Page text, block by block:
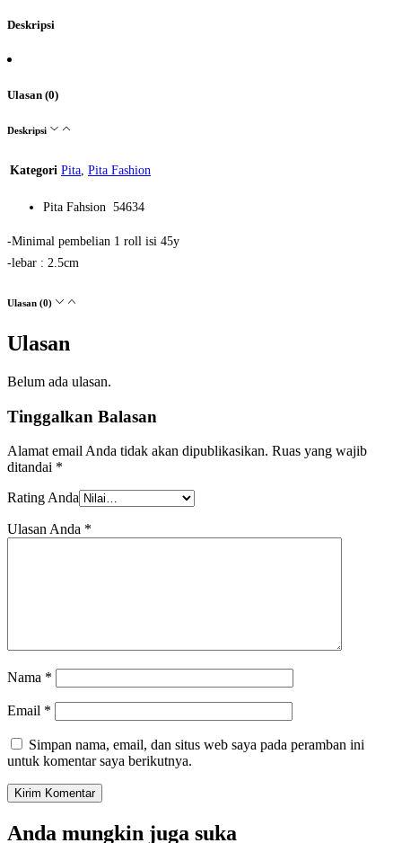
Deskripsi
Ulasan (0)
Deskripsi
Kategori Pita, Pita Fashion
Pita Fahsion 54634
-Minimal pembelian 1 roll isi 45y
-lebar : 2.5cm
Ulasan (0)
Ulasan
Belum ada ulasan.
Tinggalkan Balasan
Alamat email Anda tidak akan dipublikasikan. Ruas yang wajib
ditandai *
Rating Anda
Ulasan Anda *
Nama *
Email *
Simpan nama, email, dan situs web saya pada peramban ini
untuk komentar saya berikutnya.
Anda mungkin juga suka